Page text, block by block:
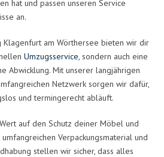
hat und passen unseren Service
an.
Klagenfurt am Wörthersee bieten wir dir
Umzugsservice, sondern auch eine
Abwicklung. Mit unserer langjährigen
Netzwerk sorgen wir dafür,
und termingerecht abläuft.
auf den Schutz deiner Möbel und
Verpackungsmaterial und
stellen wir sicher, dass alles